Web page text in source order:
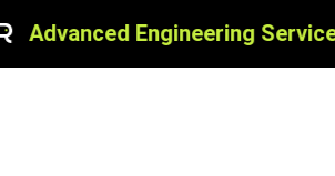
Advanced Engineering